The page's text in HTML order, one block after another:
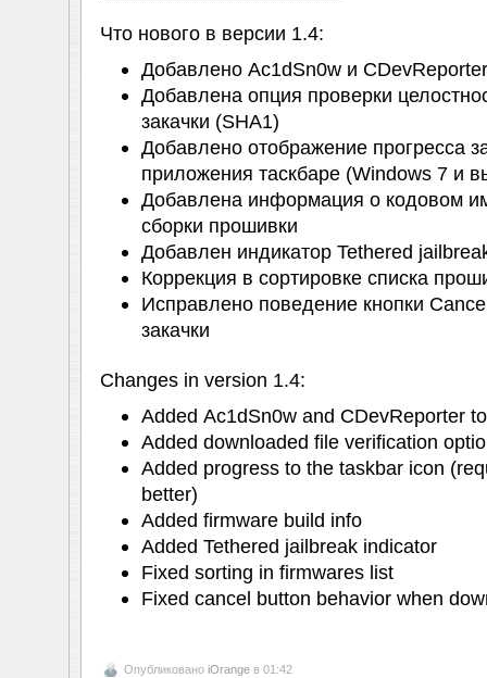
Что нового в версии 1.4:
Добавлено Ac1dSn0w и
Добавлена опция проверки
закачки (SHA1)
Добавлено отображение прогресса
приложения таскбаре (Windows 7 и
Добавлена информация о кодовом
сборки прошивки
Добавлен индикатор Tethered
Коррекция в сортировке списка
Исправлено поведение кнопки
закачки
Changes in version 1.4:
Added Ac1dSn0w and CDevReporter
Added downloaded file verification
Added progress to the taskbar icon
better)
Added firmware build info
Added Tethered jailbreak indicator
Fixed sorting in firmwares list
Fixed cancel button behavior when
Опубликовано iOrangeв 01:42